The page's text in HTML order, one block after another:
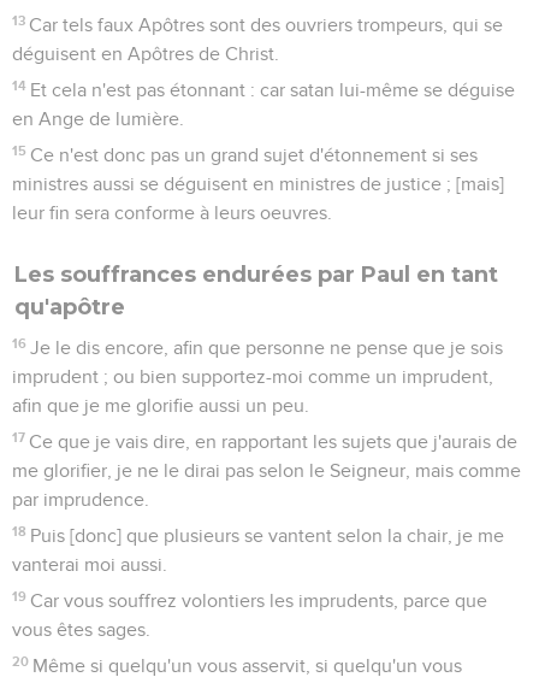
13 Car tels faux Apôtres sont des ouvriers trompeurs, qui se
déguisent en Apôtres de Christ.
14 Et cela n'est pas étonnant : car satan lui-même se déguise
en Ange de lumière.
15 Ce n'est donc pas un grand sujet d'étonnement si ses
ministres aussi se déguisent en ministres de justice ; [mais]
leur fin sera conforme à leurs oeuvres.
Les souffrances endurées par Paul en tant
qu'apôtre
16 Je le dis encore, afin que personne ne pense que je sois
imprudent ; ou bien supportez-moi comme un imprudent,
afin que je me glorifie aussi un peu.
17 Ce que je vais dire, en rapportant les sujets que j'aurais de
me glorifier, je ne le dirai pas selon le Seigneur, mais comme
par imprudence.
18 Puis [donc] que plusieurs se vantent selon la chair, je me
vanterai moi aussi.
19 Car vous souffrez volontiers les imprudents, parce que
vous êtes sages.
20 Même si quelqu'un vous asservit, si quelqu'un vous